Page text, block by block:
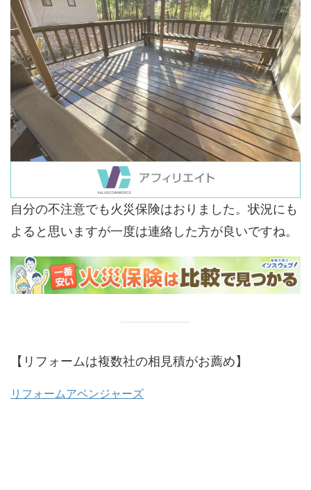
自分の不注意でも火災保険はおりました。状況にも
よると思いますが一度は連絡した方が良いですね。
【リフォームは複数社の相見積がお薦め】
リフォームアベンジャーズ